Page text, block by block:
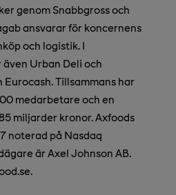
genom Snabbgross och
ansvarar för koncernens
och logistik. I
Urban Deli och
Tillsammans har
medarbetare och en
miljarder kronor. Axfoods
noterad på Nasdaq
är Axel Johnson AB.